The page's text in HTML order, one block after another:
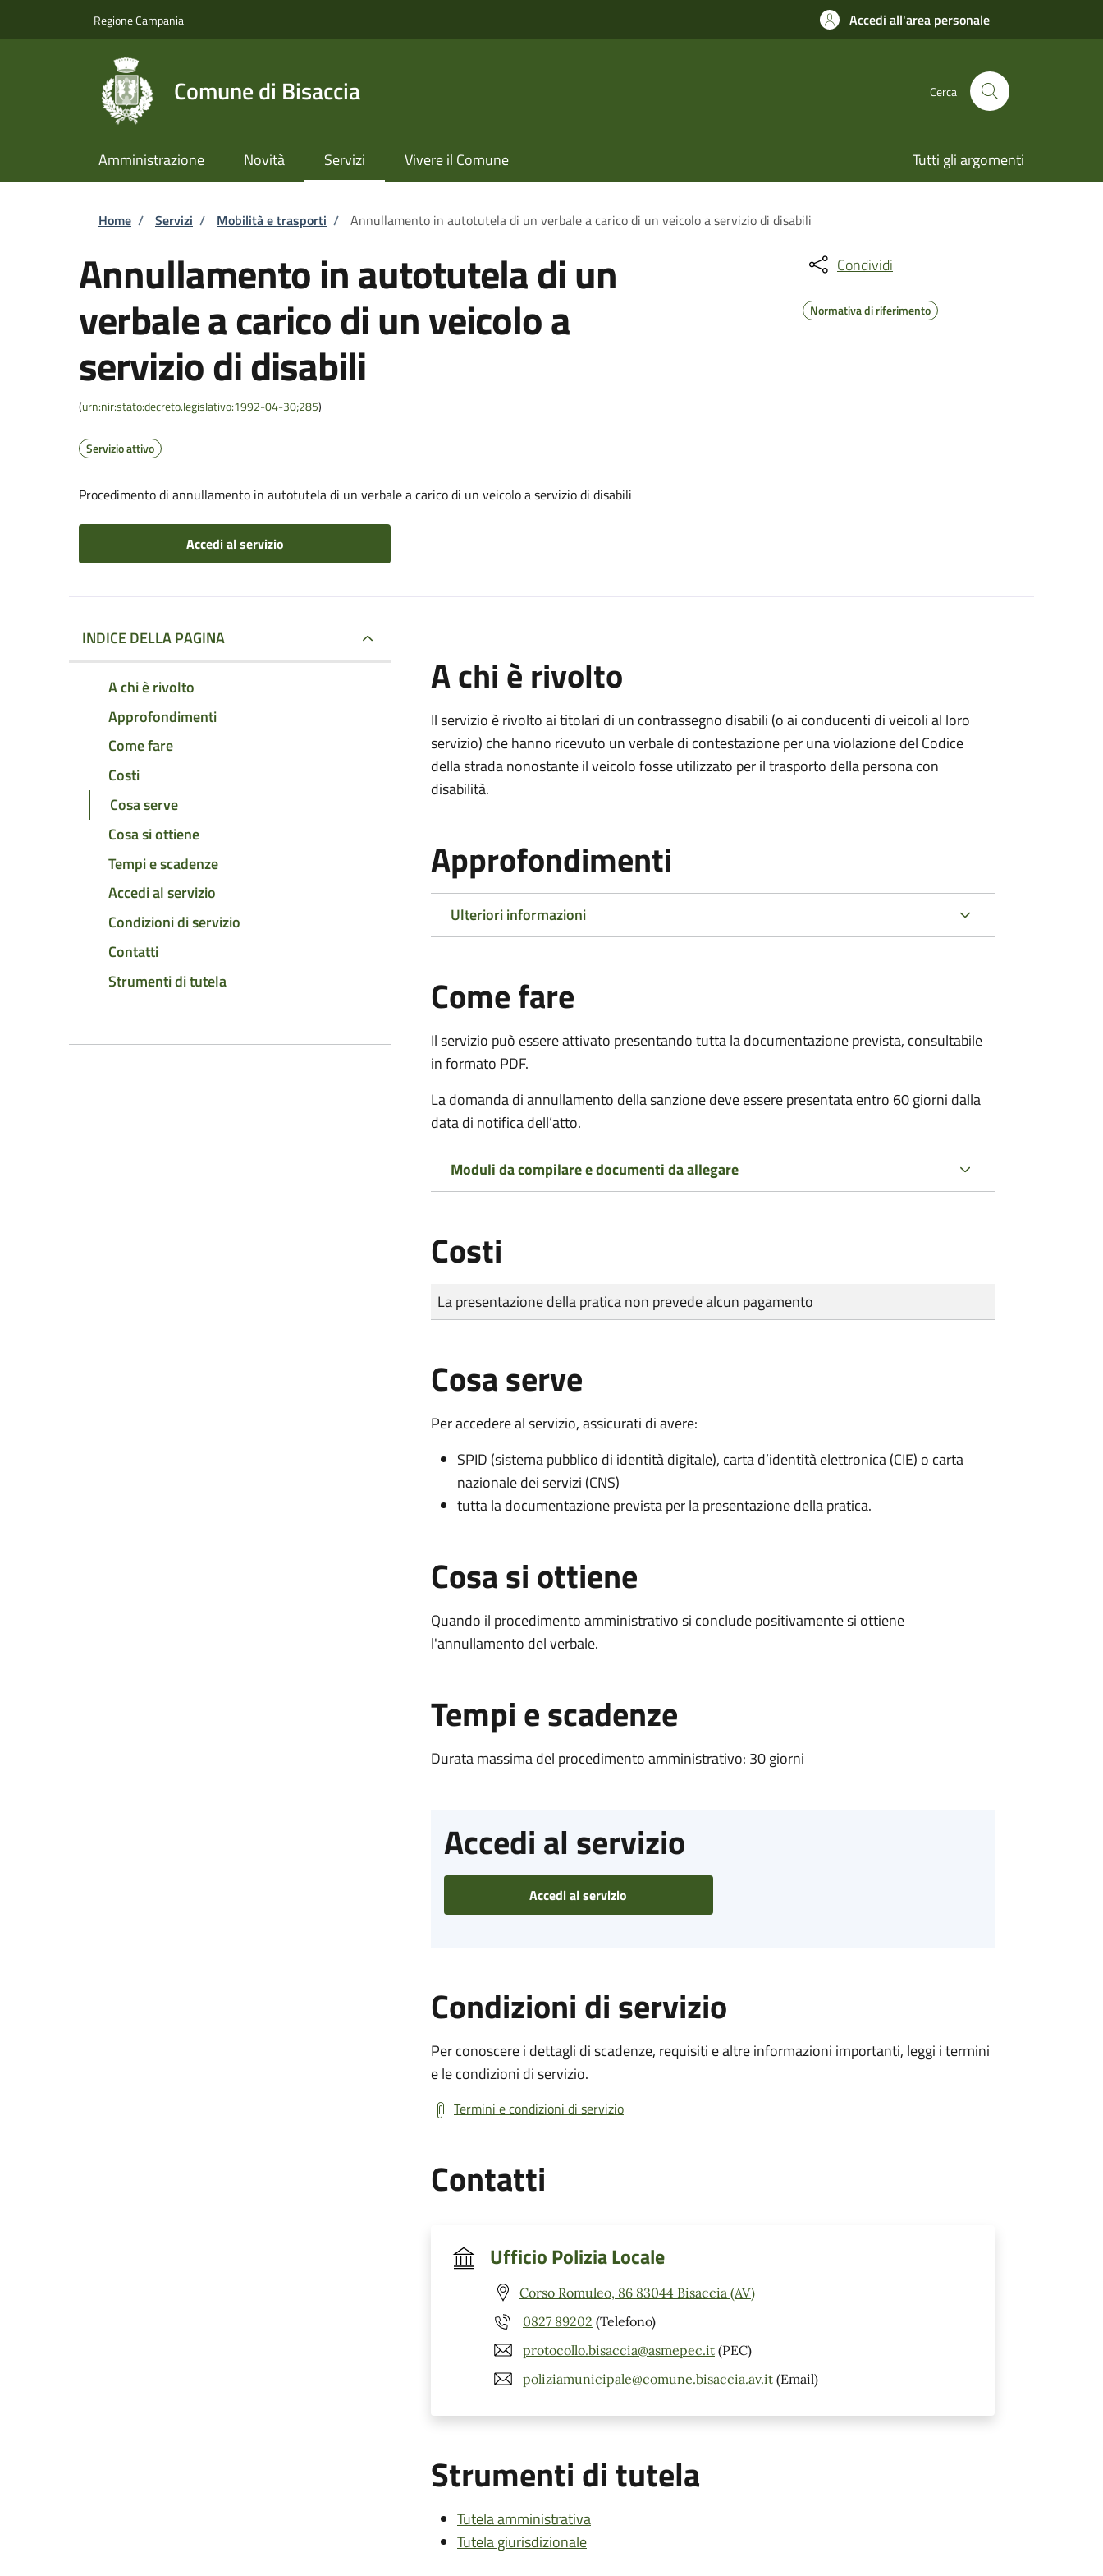
Regione Campania Accedi all'area personale
Comune di Bisaccia Cerca
Amministrazione Novità Servizi Vivere il Comune Tutti gli argomenti
Briciole di pane
Home / Servizi / Mobilità e trasporti / Annullamento in autotutela di un verbale a carico di un veicolo a servizio di disabili
Annullamento in autotutela di un
verbale a carico di un veicolo a
servizio di disabili
(urn:nir:stato:decreto.legislativo:1992-04-30;285)
Servizio attivo
Procedimento di annullamento in autotutela di un verbale a carico di un veicolo a servizio di disabili
Accedi al servizio
Condividi
Normativa di riferimento
INDICE DELLA PAGINA
A chi è rivolto
Approfondimenti
Come fare
Costi
Cosa serve
Cosa si ottiene
Tempi e scadenze
Accedi al servizio
Condizioni di servizio
Contatti
Strumenti di tutela
A chi è rivolto
Il servizio è rivolto ai titolari di un contrassegno disabili (o ai conducenti di veicoli al loro
servizio) che hanno ricevuto un verbale di contestazione per una violazione del Codice
della strada nonostante il veicolo fosse utilizzato per il trasporto della persona con
disabilità.
Approfondimenti
Ulteriori informazioni
Come fare
Il servizio può essere attivato presentando tutta la documentazione prevista, consultabile
in formato PDF.
La domanda di annullamento della sanzione deve essere presentata entro 60 giorni dalla
data di notifica dell’atto.
Moduli da compilare e documenti da allegare
Costi
Tipo di pagamento
Importo
La presentazione della pratica non prevede alcun pagamento
Cosa serve
Per accedere al servizio, assicurati di avere:
SPID (sistema pubblico di identità digitale), carta d’identità elettronica (CIE) o carta
nazionale dei servizi (CNS)
tutta la documentazione prevista per la presentazione della pratica.
Cosa si ottiene
Quando il procedimento amministrativo si conclude positivamente si ottiene
l'annullamento del verbale.
Tempi e scadenze
Durata massima del procedimento amministrativo: 30 giorni
Accedi al servizio
Accedi al servizio
Condizioni di servizio
Per conoscere i dettagli di scadenze, requisiti e altre informazioni importanti, leggi i termini
e le condizioni di servizio.
Termini e condizioni di servizio
Contatti
Ufficio Polizia Locale
Corso Romuleo, 86 83044 Bisaccia (AV)
0827 89202 (Telefono)
protocollo.bisaccia@asmepec.it (PEC)
poliziamunicipale@comune.bisaccia.av.it (Email)
Strumenti di tutela
Tutela amministrativa
Tutela giurisdizionale